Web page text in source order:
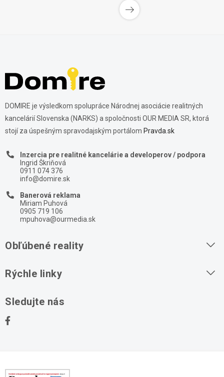
DOMIRE je výsledkom spolupráce Národnej asociácie realitných
kancelárií Slovenska (NARKS) a spoločnosti OUR MEDIA SR, ktorá
stojí za úspešným spravodajským portálom Pravda.sk
Inzercia pre realitné kancelárie a developerov / podpora
Ingrid Škriňová
0911 074 376
info@domire.sk
Banerová reklama
Miriam Puhová
0905 719 106
mpuhova@ourmedia.sk
Obľúbené reality
Domy na predaj
Stavebné pozemky
Rýchle linky
Sledujte nás